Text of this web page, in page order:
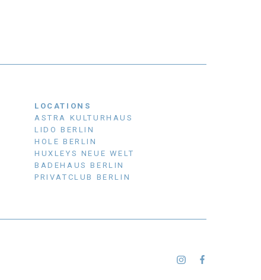
LOCATIONS
ASTRA KULTURHAUS
LIDO BERLIN
HOLE BERLIN
HUXLEYS NEUE WELT
BADEHAUS BERLIN
PRIVATCLUB BERLIN